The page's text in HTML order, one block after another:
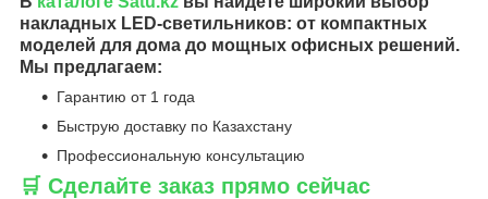
накладных LED-светильников: от компактных
моделей для дома до мощных офисных решений.
Мы предлагаем:
Гарантию от 1 года
Быструю доставку по Казахстану
Профессиональную консультацию
🛒 Сделайте заказ прямо сейчас